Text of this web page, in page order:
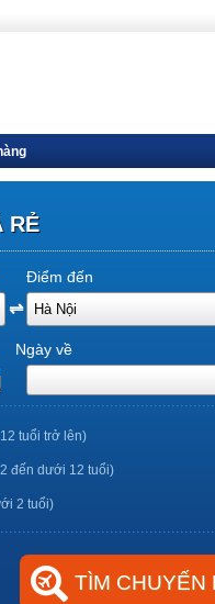
RẺ
Điểm đến
Ngày về
tuổi trở lên)
đến dưới 12 tuổi)
2 tuổi)